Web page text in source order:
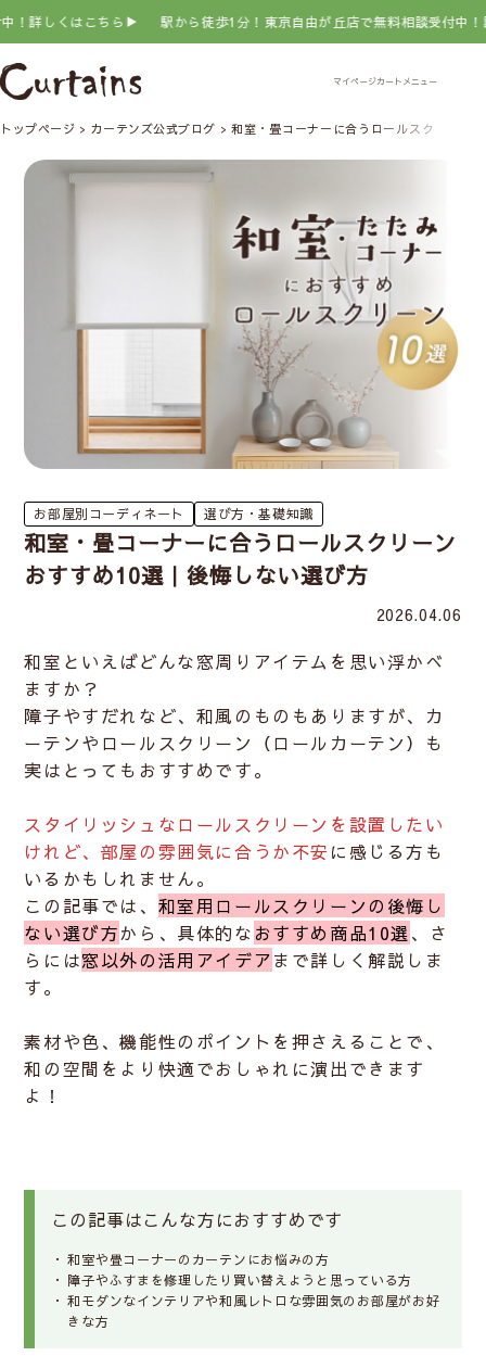
こちら▶ 駅から徒歩1分！東京自由が丘店で無料相談受付中！詳しくはこ
トップページ カーテンズ公式ブログ 和室・畳コーナーに合うロールスクリーン
お部屋別コーディネート 選び方・基礎知識
和室・畳コーナーに合うロールスクリーン
おすすめ10選｜後悔しない選び方
2026.04.06
和室 といえばどんな窓周りアイテムを思い浮かべ
ますか？
障子やすだれなど、和風のものもありますが、カ
ーテンやロールスクリーン（ロールカーテン）も
実はとってもおすすめです。
スタイリッシュなロールスクリーンを設置したい
けれど、部屋の雰囲気に合うか不安に感じる方も
いるかもしれません。
この記事では、 和室用ロールスクリーンの後悔し
ない選び方から、具体的なおすすめ商品10選、さ
らには窓以外の活用アイデアまで詳しく解説しま
す。
素材や色、機能性のポイントを押さえることで、
和の空間をより快適でおしゃれに演出できます
よ！
この記事はこんな方におすすめです
和室や畳コーナーのカーテンにお悩みの方
障子やふすまを修理したり買い替えようと思っている方
和モダンなインテリアや和風レトロな雰囲気のお部屋がお好
きな方